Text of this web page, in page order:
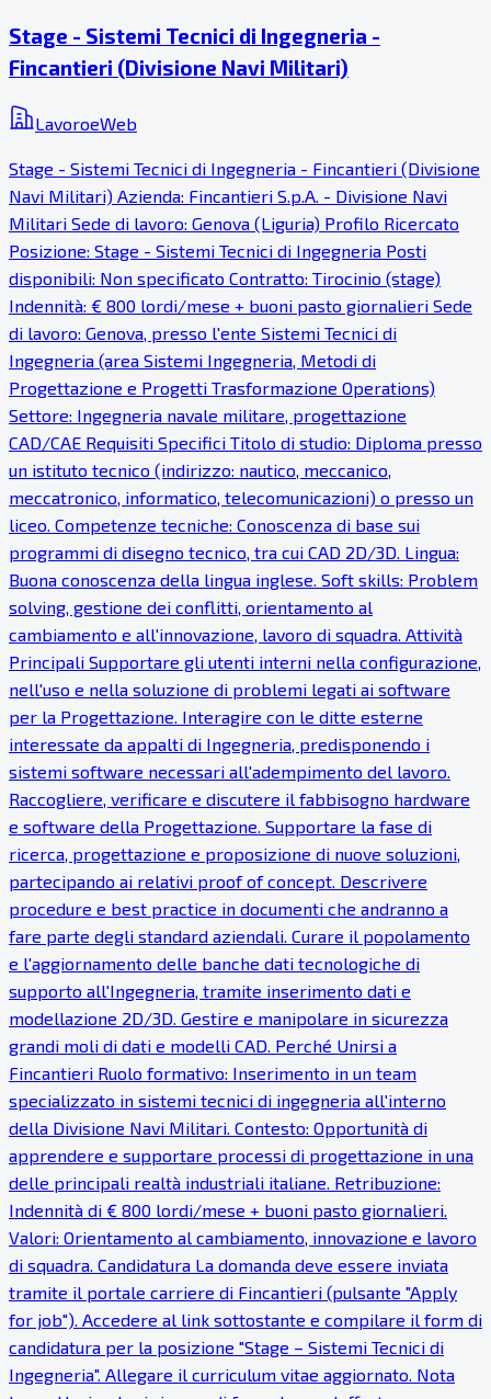
Stage - Sistemi Tecnici di Ingegneria -
Fincantieri (Divisione Navi Militari)
LavoroeWeb
Stage - Sistemi Tecnici di Ingegneria - Fincantieri (Divisione
Navi Militari) Azienda: Fincantieri S.p.A. - Divisione Navi
Militari Sede di lavoro: Genova (Liguria) Profilo Ricercato
Posizione: Stage - Sistemi Tecnici di Ingegneria Posti
disponibili: Non specificato Contratto: Tirocinio (stage)
Indennità: € 800 lordi/mese + buoni pasto giornalieri Sede
di lavoro: Genova, presso l'ente Sistemi Tecnici di
Ingegneria (area Sistemi Ingegneria, Metodi di
Progettazione e Progetti Trasformazione Operations)
Settore: Ingegneria navale militare, progettazione
CAD/CAE Requisiti Specifici Titolo di studio: Diploma presso
un istituto tecnico (indirizzo: nautico, meccanico,
meccatronico, informatico, telecomunicazioni) o presso un
liceo. Competenze tecniche: Conoscenza di base sui
programmi di disegno tecnico, tra cui CAD 2D/3D. Lingua:
Buona conoscenza della lingua inglese. Soft skills: Problem
solving, gestione dei conflitti, orientamento al
cambiamento e all'innovazione, lavoro di squadra. Attività
Principali Supportare gli utenti interni nella configurazione,
nell'uso e nella soluzione di problemi legati ai software
per la Progettazione. Interagire con le ditte esterne
interessate da appalti di Ingegneria, predisponendo i
sistemi software necessari all'adempimento del lavoro.
Raccogliere, verificare e discutere il fabbisogno hardware
e software della Progettazione. Supportare la fase di
ricerca, progettazione e proposizione di nuove soluzioni,
partecipando ai relativi proof of concept. Descrivere
procedure e best practice in documenti che andranno a
fare parte degli standard aziendali. Curare il popolamento
e l'aggiornamento delle banche dati tecnologiche di
supporto all'Ingegneria, tramite inserimento dati e
modellazione 2D/3D. Gestire e manipolare in sicurezza
grandi moli di dati e modelli CAD. Perché Unirsi a
Fincantieri Ruolo formativo: Inserimento in un team
specializzato in sistemi tecnici di ingegneria all'interno
della Divisione Navi Militari. Contesto: Opportunità di
apprendere e supportare processi di progettazione in una
delle principali realtà industriali italiane. Retribuzione:
Indennità di € 800 lordi/mese + buoni pasto giornalieri.
Valori: Orientamento al cambiamento, innovazione e lavoro
di squadra. Candidatura La domanda deve essere inviata
tramite il portale carriere di Fincantieri (pulsante "Apply
for job"). Accedere al link sottostante e compilare il form di
candidatura per la posizione "Stage – Sistemi Tecnici di
Ingegneria". Allegare il curriculum vitae aggiornato. Nota